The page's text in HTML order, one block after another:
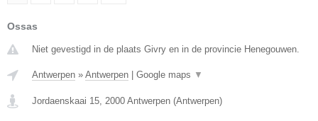
Ossas
Niet gevestigd in de plaats Givry en in de provincie Henegouwen.
Antwerpen » Antwerpen Google maps ▼
Jordaenskaai 15, 2000 Antwerpen (Antwerpen)